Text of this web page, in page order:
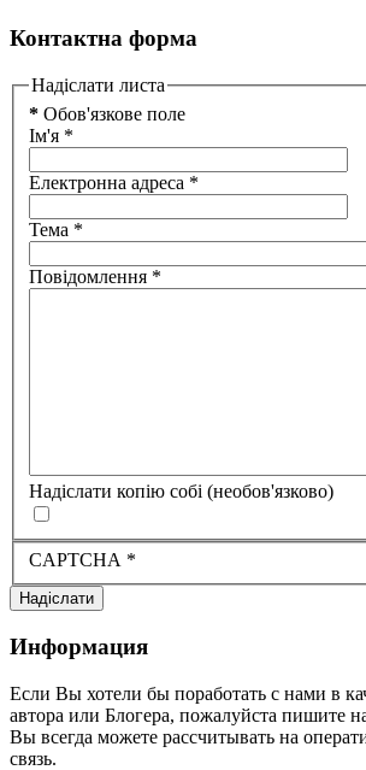
Контактна форма
Надіслати листа
* Обов'язкове поле
Ім'я *
Електронна адреса *
Тема *
Повідомлення *
Надіслати копію собі (необов'язково)
CAPTCHA *
Надіслати
Информация
Если Вы хотели бы поработать с нами в
автора или Блогера, пожалуйста пишите
Вы всегда можете рассчитывать на
связь.